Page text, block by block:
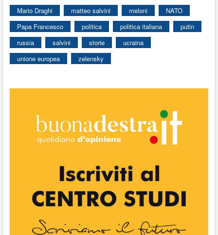
Mario Draghi
matteo salvini meloni
NATO
Papa Francesco
politica politica italiana
putin
russia
salvini storie
ucraina
unione europea
zelensky